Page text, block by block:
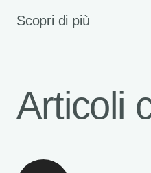
Scopri di più
Articoli